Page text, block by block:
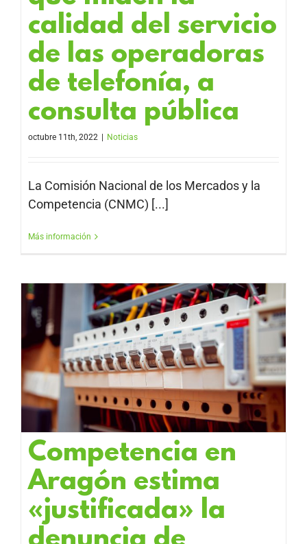
calidad del servicio
de las operadoras
de telefonía, a
consulta pública
octubre 11th, 2022 Noticias
La Comisión Nacional de los Mercados y la
Competencia (CNMC) [...]
Más información
Competencia en
Aragón estima
«justificada» la